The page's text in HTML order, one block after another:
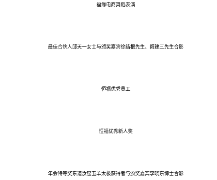
福缘电商舞蹈表演
最佳合伙人邱天一女士与颁奖嘉宾徐结根先生、阚建三先生合影
恒福优秀员工
恒福优秀新人奖
年会特等奖东道汝窑五羊太极获得者与颁奖嘉宾李晓东博士合影